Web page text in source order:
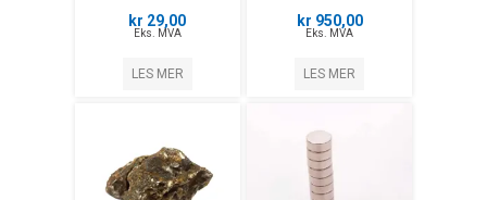
kr 29,00
Eks. MVA
LES MER
kr 950,00
Eks. MVA
LES MER